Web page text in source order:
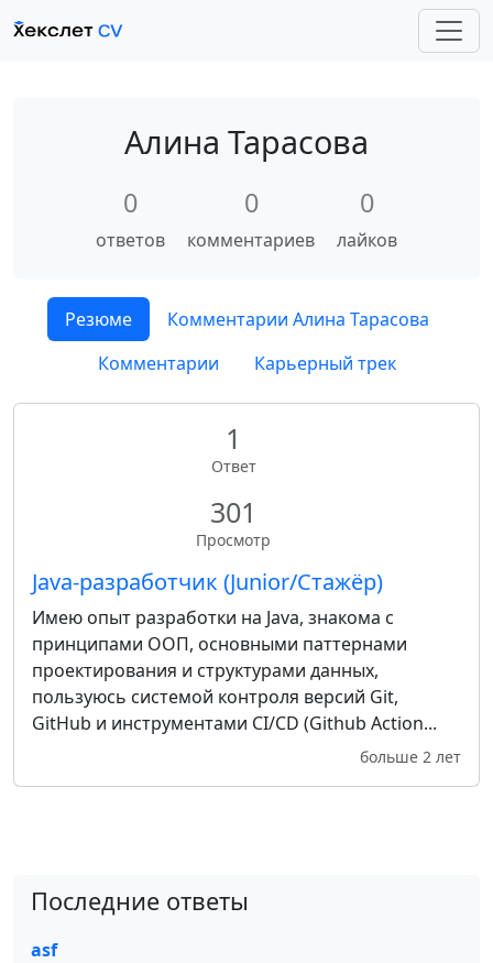
Алина Тарасова
0
ответов
0
комментариев
0
лайков
Резюме
Комментарии Алина Тарасова
Комментарии
Карьерный трек
1
Ответ
301
Просмотр
Java-разработчик (Junior/Стажёр)
Имею опыт разработки на Java, знакома с
принципами ООП, основными паттернами
проектирования и структурами данных,
пользуюсь системой контроля версий Git,
GitHub и инструментами CI/CD (Github Action...
больше 2 лет
Последние ответы
asf